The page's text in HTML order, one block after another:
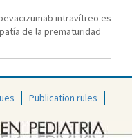
intravítreo es
de la prematuridad
Publication rules